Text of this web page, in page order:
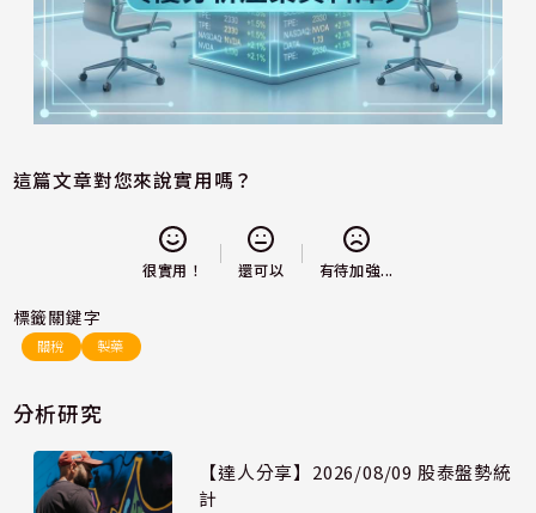
這篇文章對您來說實用嗎？
很實用！ 還可以 有待加強...
標籤關鍵字
關稅 製藥
分析研究
【達人分享】2026/08/09 股泰盤勢統
計